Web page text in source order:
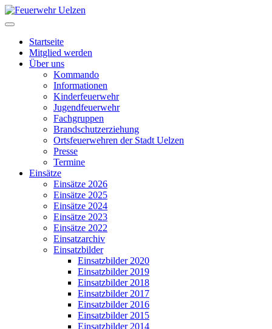
Startseite
Mitglied werden
Über uns
Kommando
Informationen
Kinderfeuerwehr
Jugendfeuerwehr
Fachgruppen
Brandschutzerziehung
Ortsfeuerwehren der Stadt Uelzen
Presse
Termine
Einsätze
Einsätze 2026
Einsätze 2025
Einsätze 2024
Einsätze 2023
Einsätze 2022
Einsatzarchiv
Einsatzbilder
Einsatzbilder 2020
Einsatzbilder 2019
Einsatzbilder 2018
Einsatzbilder 2017
Einsatzbilder 2016
Einsatzbilder 2015
Einsatzbilder 2014